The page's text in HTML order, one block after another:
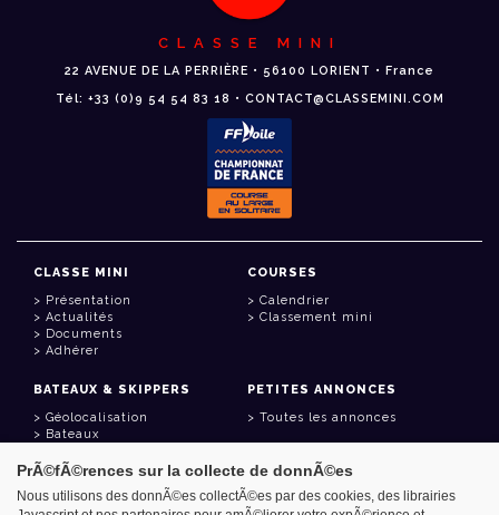
CLASSE MINI
22 AVENUE DE LA PERRIÈRE • 56100 LORIENT • France
Tél: +33 (0)9 54 54 83 18 • CONTACT@CLASSEMINI.COM
CLASSE MINI
Présentation
Actualités
Documents
Adhérer
COURSES
Calendrier
Classement mini
BATEAUX & SKIPPERS
Géolocalisation
Bateaux
PETITES ANNONCES
Toutes les annonces
LIENS UTILES
PrÃ©fÃ©rences sur la collecte de donnÃ©es
Nous utilisons des donnÃ©es collectÃ©es par des cookies, des librairies